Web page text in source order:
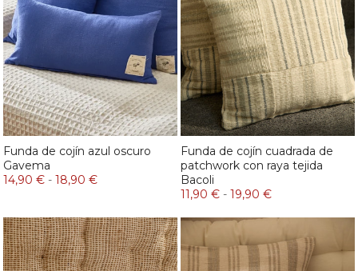
Funda de cojín azul oscuro
Gavema
14,90 € - 18,90 €
Funda de cojín cuadrada de
patchwork con raya tejida
Bacoli
11,90 € - 19,90 €